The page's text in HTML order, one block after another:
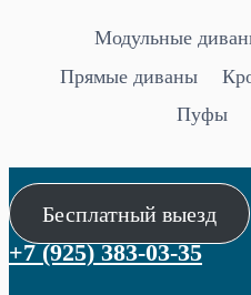
Модульные
Прямые диваны
Пуфы
Бесплатный выезд
+7 (925) 383-03-35